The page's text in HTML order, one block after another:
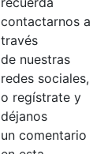
contactarnos a
través
de nuestras
redes sociales,
o regístrate y
déjanos
un comentario